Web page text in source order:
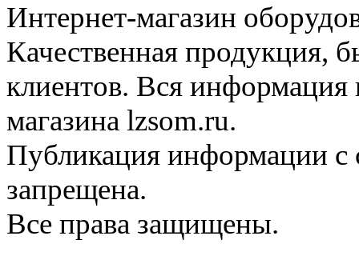
Интернет-магазин
Качественная продукция,
клиентов. Вся информация
магазина lzsom.ru.
Публикация информации с
запрещена.
Все права защищены.